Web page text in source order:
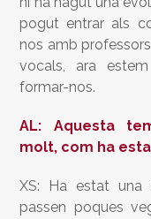
pogut entrar als
nos amb
vocals, ara
formar-nos.
AL: Aquesta
molt, com ha
XS: Ha estat una
passen poques